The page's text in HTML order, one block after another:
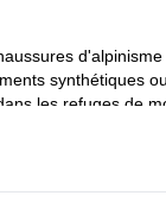
synthétiques
les refuges de